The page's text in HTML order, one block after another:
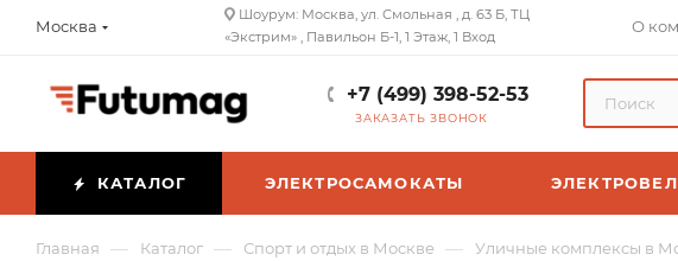
Москва
Шоурум: Москва, ул. Смольная , д. 63 Б, ТЦ
«Экстрим» , Павильон Б-1, 1 Этаж, 1 Вход
О
+7 (499) 398-52-53
ЗАКАЗАТЬ ЗВОНОК
КАТАЛОГ ЭЛЕКТРОСАМОКАТЫ
Главная — Каталог — Спорт и отдых в Москве — Уличные комплексы в